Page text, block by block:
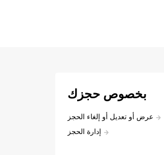
بخصوص حجزك
عرض أو تعديل أو إلغاء الحجز
إدارة الحجز